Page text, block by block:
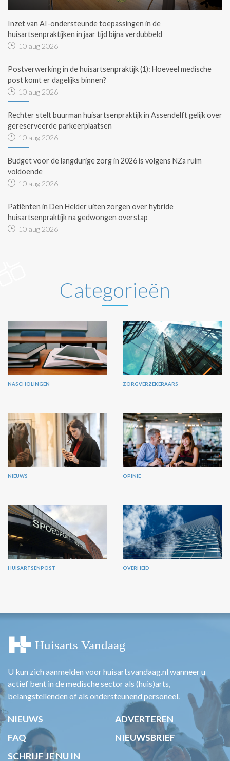
Inzet van AI-ondersteunde toepassingen in de
huisartsenpraktijken in jaar tijd bijna verdubbeld
10 aug 2026
Postverwerking in de huisartsenpraktijk (1): Hoeveel medische
post komt er dagelijks binnen?
10 aug 2026
Rechter stelt buurman huisartsenpraktijk in Assendelft gelijk over
gereserveerde parkeerplaatsen
10 aug 2026
Budget voor de langdurige zorg in 2026 is volgens NZa ruim
voldoende
10 aug 2026
Patiënten in Den Helder uiten zorgen over hybride
huisartsenpraktijk na gedwongen overstap
10 aug 2026
Categorieën
NASCHOLINGEN ZORGVERZEKERAARS
NIEUWS OPINIE
HUISARTSENPOST OVERHEID
U kun zich aanmelden voor huisartsvandaag.nl wanneer u
actief bent in de medische sector als (huis)arts,
belangstellenden of als ondersteunend personeel.
NIEUWS
ADVERTEREN
FAQ
NIEUWSBRIEF
SCHRIJF JE NU IN